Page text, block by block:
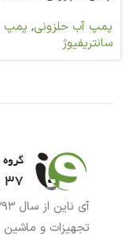
پمپ آب حلزونی, پمپ
سانتریفیوژ
تجهیزات و ماشین